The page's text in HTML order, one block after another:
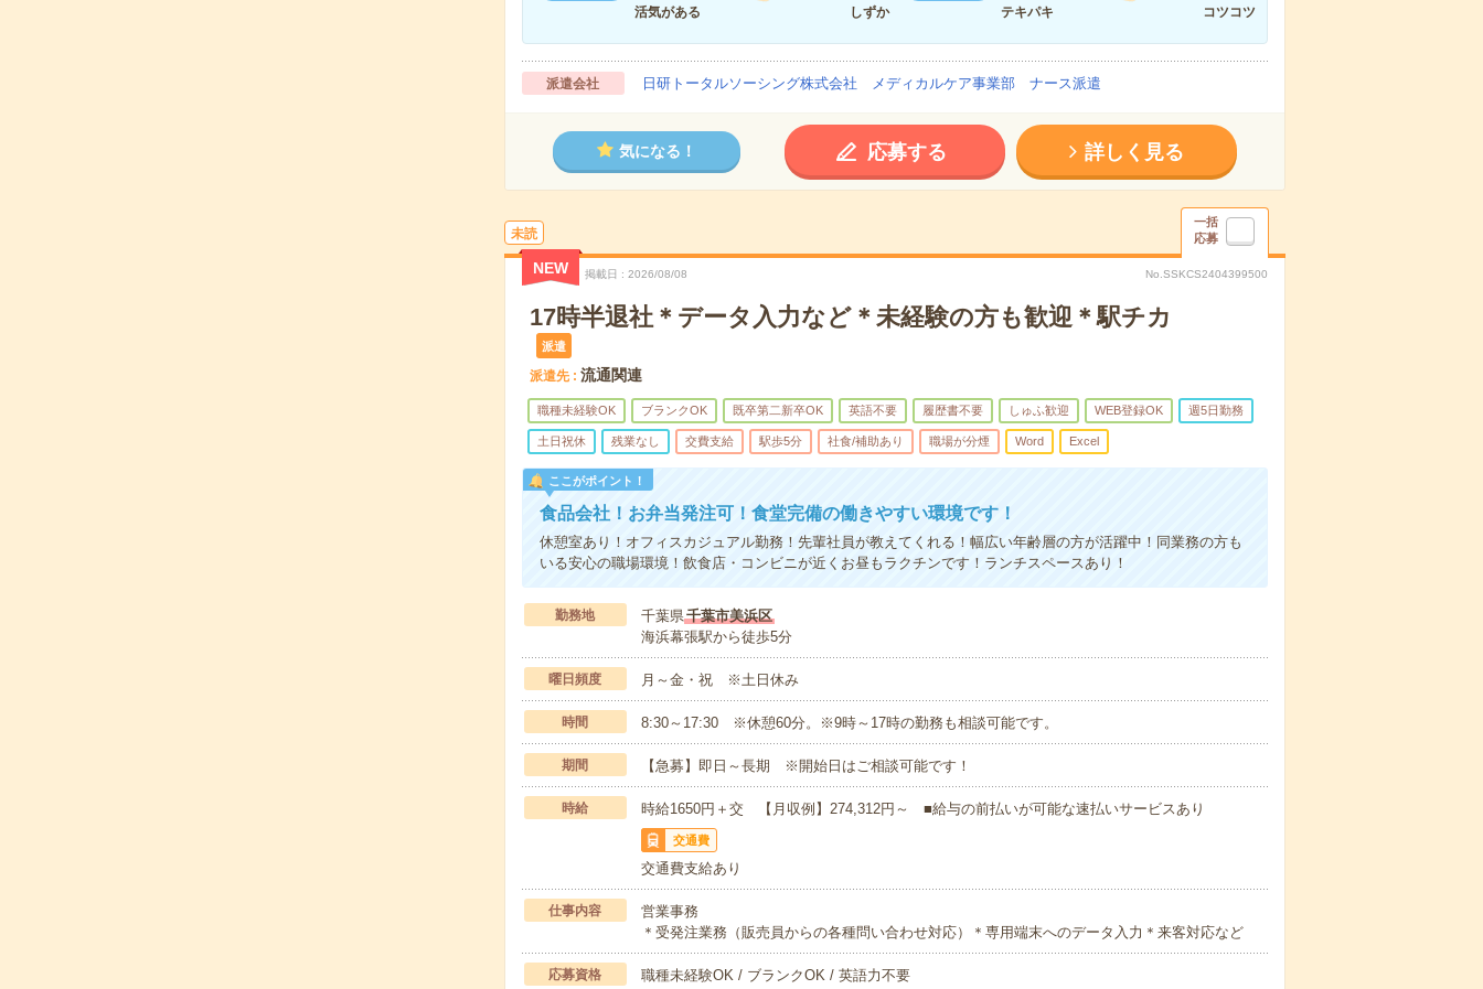
活気がある
しずか
テキパキ
コツコツ
派遣会社 日研トータルソーシング株式会社 メディカルケア事業部 ナース派遣
気になる！ 応募する 詳しく見る
未読
一括
応募
NEW 掲載日 2026/08/08 No.SSKCS2404399500
17時半退社＊データ入力など＊未経験の方も歓迎＊駅チカ
派遣
派遣先 流通関連
職種未経験OK ブランクOK 既卒第二新卒OK 英語不要 履歴書不要 しゅふ歓迎 WEB登録OK 週5日勤務
土日祝休 残業なし 交費支給 駅歩5分 社食/補助あり 職場が分煙 Word Excel
ここがポイント！
食品会社！お弁当発注可！食堂完備の働きやすい環境です！
休憩室あり！オフィスカジュアル勤務！先輩社員が教えてくれる！幅広い年齢層の方が活躍中！同業務の方も
いる安心の職場環境！飲食店・コンビニが近くお昼もラクチンです！ランチスペースあり！
勤務地 千葉県千葉市美浜区
海浜幕張駅から徒歩5分
曜日頻度 月～金・祝 ※土日休み
時間 8:30～17:30 ※休憩60分。※9時～17時の勤務も相談可能です。
期間 【急募】即日～長期 ※開始日はご相談可能です！
時給 時給1650円＋交 【月収例】274,312円～ ■給与の前払いが可能な速払いサービスあり
交通費
交通費支給あり
仕事内容
営業事務
＊受発注業務（販売員からの各種問い合わせ対応）＊専用端末へのデータ入力＊来客対応など
応募資格
職種未経験OK / ブランクOK / 英語力不要